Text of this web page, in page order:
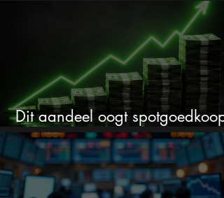
cijfers: vooral dit AI-cijfer valt op
Dit aandeel oogt spotgoedkoop
voor hoeveel het kan stijgen